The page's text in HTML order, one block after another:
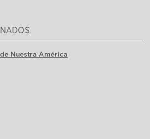
Nuestra América